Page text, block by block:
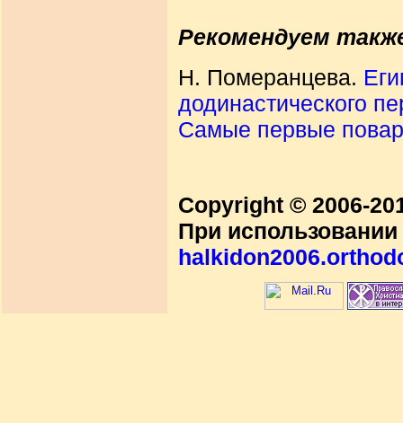
Рекомендуем
Н. Померанцева.
додинастического
Самые первые
Copyright © 2006-
При